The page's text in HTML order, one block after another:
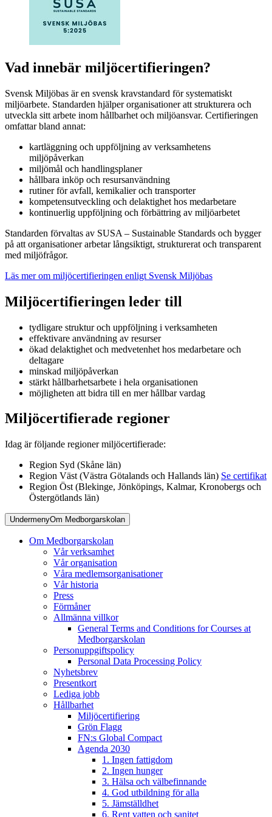
Vad innebär miljöcertifieringen?
Svensk Miljöbas är en svensk kravstandard för systematiskt
miljöarbete. Standarden hjälper organisationer att strukturera och
utveckla sitt arbete inom hållbarhet och miljöansvar. Certifieringen
omfattar bland annat:
kartläggning och uppföljning av verksamhetens
miljöpåverkan
miljömål och handlingsplaner
hållbara inköp och resursanvändning
rutiner för avfall, kemikalier och transporter
kompetensutveckling och delaktighet hos medarbetare
kontinuerlig uppföljning och förbättring av miljöarbetet
Standarden förvaltas av SUSA – Sustainable Standards och bygger
på att organisationer arbetar långsiktigt, strukturerat och transparent
med miljöfrågor.
Läs mer om miljöcertifieringen enligt Svensk Miljöbas
Miljöcertifieringen leder till
tydligare struktur och uppföljning i verksamheten
effektivare användning av resurser
ökad delaktighet och medvetenhet hos medarbetare och
deltagare
minskad miljöpåverkan
stärkt hållbarhetsarbete i hela organisationen
möjligheten att bidra till en mer hållbar vardag
Miljöcertifierade regioner
Idag är följande regioner miljöcertifierade:
Region Syd (Skåne län)
Region Väst (Västra Götalands och Hallands län) Se certifikat
Region Öst (Blekinge, Jönköpings, Kalmar, Kronobergs och
Östergötlands län)
UndermenyOm Medborgarskolan
Om Medborgarskolan
Vår verksamhet
Vår organisation
Våra medlemsorganisationer
Vår historia
Press
Förmåner
Allmänna villkor
General Terms and Conditions for Courses at
Medborgarskolan
Personuppgiftspolicy
Personal Data Processing Policy
Nyhetsbrev
Presentkort
Lediga jobb
Hållbarhet
Miljöcertifiering
Grön Flagg
FN:s Global Compact
Agenda 2030
1. Ingen fattigdom
2. Ingen hunger
3. Hälsa och välbefinnande
4. God utbildning för alla
5. Jämställdhet
6. Rent vatten och sanitet